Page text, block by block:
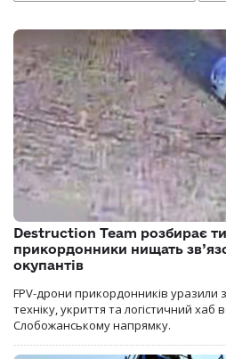
Destruction Team розбирає
прикордонники нищать
окупантів
FPV-дрони прикордонників уразили
техніку, укриття та логістичний хаб
Слобожанському напрямку.